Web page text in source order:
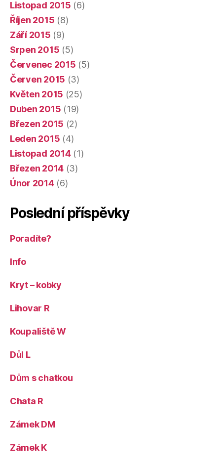
Listopad 2015 (6)
Říjen 2015 (8)
Září 2015 (9)
Srpen 2015 (5)
Červenec 2015 (5)
Červen 2015 (3)
Květen 2015 (25)
Duben 2015 (19)
Březen 2015 (2)
Leden 2015 (4)
Listopad 2014(1)
Březen 2014 (3)
Únor 2014(6)
Poslední příspěvky
Poradíte?
Info
Kryt – kobky
Lihovar R
Koupaliště W
Důl L
Dům s chatkou
Chata R
Zámek DM
Zámek K